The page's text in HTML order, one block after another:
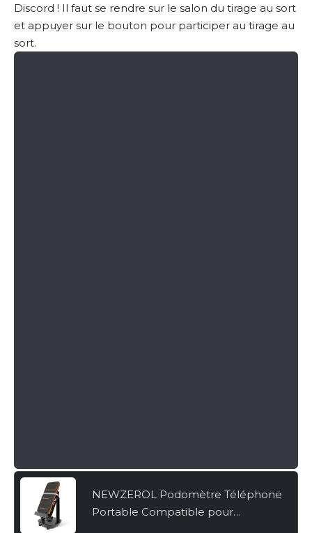
Discord ! Il faut se rendre sur le salon du tirage au sort
et appuyer sur le bouton pour participer au tirage au
sort.
NEWZEROL Podomètre Téléphone
Portable Compatible pour